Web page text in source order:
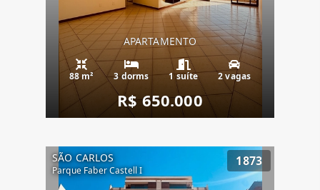
APARTAMENTO
88 m² 3 dorms 1 suíte 2 vagas
R$ 650.000
SÃO CARLOS
Parque Faber Castell I
1873